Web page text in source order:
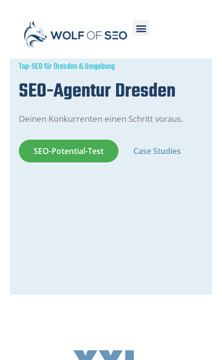
Top-SEO für Dresden & Umgebung
SEO-Agentur Dresden
Deinen Konkurrenten einen Schritt voraus.
SEO-Potential-Test Case Studies